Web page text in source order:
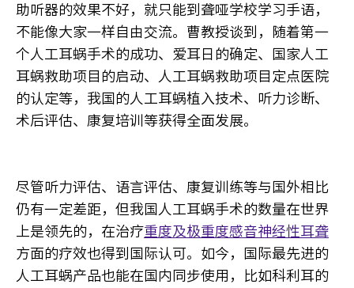
助听器的效果不好，就只能到聋哑学校学习手语，
不能像大家一样自由交流。曹教授谈到，随着第一
个人工耳蜗手术的成功、爱耳日的确定、国家人工
耳蜗救助项目的启动、人工耳蜗救助项目定点医院
的认定等，我国的人工耳蜗植入技术、听力诊断、
术后评估、康复培训等获得全面发展。
尽管听力评估、语言评估、康复训练等与国外相比
仍有一定差距，但我国人工耳蜗手术的数量在世界
上是领先的，在治疗重度及极重度感音神经性耳聋
方面的疗效也得到国际认可。如今，国际最先进的
人工耳蜗产品也能在国内同步使用，比如科利耳的